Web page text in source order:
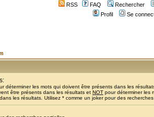
RSS FAQ
Rechercher
Profil
Se
déterminer les mots qui doivent être présents dans les
être présents dans les résultats et NOT pour déterminer les
les résultats. Utilisez * comme un joker pour des